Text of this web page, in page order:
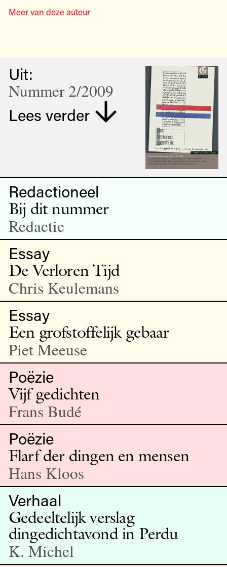
Meer van deze auteur
Uit:
Nummer 2/2009
Lees verder
Redactioneel
Bij dit nummer
Redactie
Essay
De Verloren Tijd
Chris Keulemans
Essay
Een grofstoffelijk gebaar
Piet Meeuse
Poëzie
Vijf gedichten
Frans Budé
Poëzie
Flarf der dingen en mensen
Hans Kloos
Verhaal
Gedeeltelijk verslag
dingedichtavond in Perdu
K. Michel